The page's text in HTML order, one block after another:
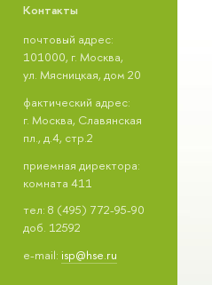
Контакты
почтовый адрес:
101000, г. Москва,
ул. Мясницкая, дом 20
фактический адрес:
г. Москва, Славянская
пл., д.4, стр.2
приемная директора:
комната 411
тел: 8 (495) 772-95-90
доб. 12592
e-mail: isp@hse.ru